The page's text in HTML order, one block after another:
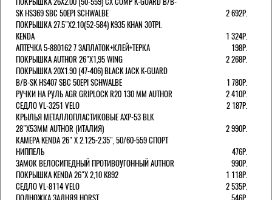
SK HS369 SBC 50EPI SCHWALBE
2 692Р.
ПОКРЫШКА 27.5"Х2.10(52-584) K935 KHAN 30TPI.
KENDA
1 324Р.
АПТЕЧКА 5-880162 7 ЗАПЛАТОК+КЛЕЙ+ТЕРКА
198Р.
ПОКРЫШКА AUTHOR 26"Х1,95 WING
2 268Р.
ПОКРЫШКА 20X1.90 (47-406) BLACK JACK K-GUARD
B/B-SK HS407 SBC 50EPI SCHWALBE
1 780Р.
РУЧКИ НА РУЛЬ AGR GRIPLOCK R20 130 ММ AUTHOR
2 410Р.
СЕДЛО VL-3251 VELO
2 187Р.
КРЫЛЬЯ МЕТАЛЛОПЛАСТИКОВЫЕ AXP-53 BLK
28"Х53ММ AUTHOR (ИТАЛИЯ)
2 990Р.
КАМЕРА KENDA 26" Х 2.125-2.35", 50/60-559 СПОРТ
НИППЕЛЬ
476Р.
ЗАМОК ВЕЛОСИПЕДНЫЙ ПРОТИВОУГОННЫЙ AUTHOR
990Р.
ПОКРЫШКА KENDA 26"Х 2,10 K892
1 118Р.
СЕДЛО VL-8114 VELO
2 535Р.
ПОДНОЖКА ЗАДНЯЯ HORST
546Р.